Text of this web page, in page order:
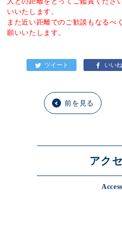
いいたします。
また近い距離でのご歓談もなるべ
願いいたします。
前を見る
アク
Access